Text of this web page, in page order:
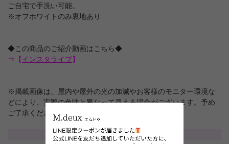
ご自宅で手洗い可能。
※オフホワイトのみ裏地あり
◆この商品のご紹介動画はこちら◆
⇒【 インスタライブ 】
※掲載画像は、屋内や屋外の光の加減やお客様のモニター環境な
どにより、実際の色味と異なって見える場合がございます。予め
ご了承ください。
サイズ